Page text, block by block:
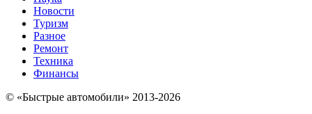
Новости
Туризм
Разное
Ремонт
Техника
Финансы
© «Быстрые автомобили» 2013-2026